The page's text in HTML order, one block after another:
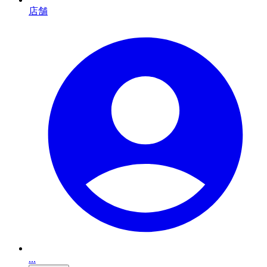
店舗
...